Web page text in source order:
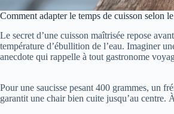
Comment adapter le temps de cuisson selon
Le secret d’une cuisson maîtrisée repose
température d’ébullition de l’eau. Imaginer
anecdote qui rappelle à tout gastronome
Pour une saucisse pesant 400 grammes, un
garantit une chair bien cuite jusqu’au centre.